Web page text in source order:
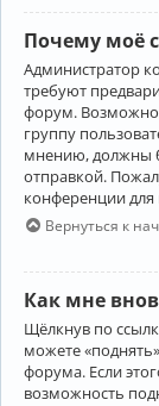
Почему моё
Администратор
требуют
форум. Возможно
группу
мнению, должны
отправкой.
конференции
Вернуться к
Как мне
Щёлкнув по
можете
форума. Если
возможность